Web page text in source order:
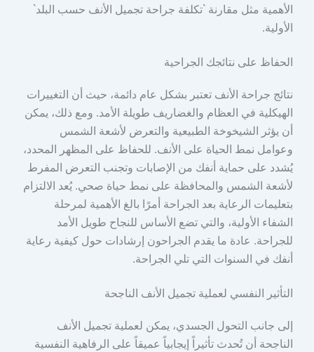
الأهمية مثل مقارنة `تكلفة جراحة تجميل الأنف حسب البلد`
الأولية.
الحفاظ على نتائجك الجراحية
نتائج جراحة الأنف تعتبر بشكل عام دائمة، حيث أن التغييرات
الهيكلية في العظام والغضاريف طويلة الأمد. ومع ذلك، يمكن
أن يؤثر الشيخوخة الطبيعية والتعرض لأشعة الشمس
وعوامل نمط الحياة على الأنف. للحفاظ على المظهر المحدد،
يُشدد على حماية أنفك من الإصابات وتجنب التعرض المفرط
لأشعة الشمس والمحافظة على نمط حياة صحي. يُعد الالتزام
بتعليمات الرعاية بعد الجراحة أمرًا بالغ الأهمية لمرحلة
الشفاء الأولية، والتي تضع الأساس للنجاح طويل الأمد
للجراحة. عادة ما يقدم الجراحون إرشادات حول كيفية رعاية
أنفك في السنوات التي تلي الجراحة.
التأثير النفسي لعملية تجميل الأنف الناجحة
إلى جانب التحول الجسدي، يمكن لعملية تجميل الأنف
الناجحة أن تُحدث تأثيراً إيجابياً عميقاً على الرفاهية النفسية